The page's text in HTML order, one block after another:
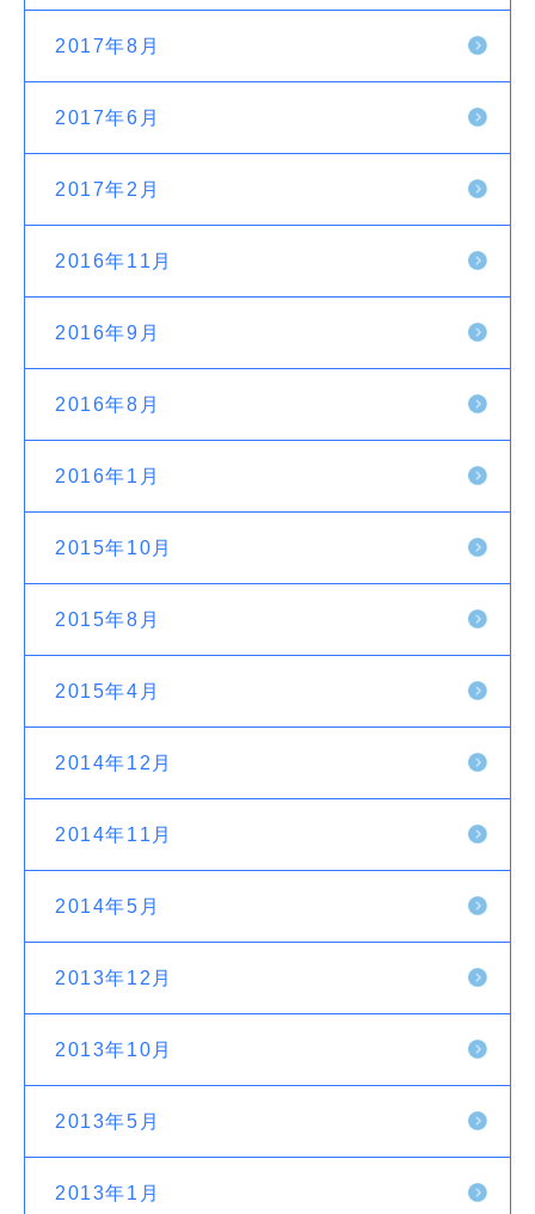
2017年8月
2017年6月
2017年2月
2016年11月
2016年9月
2016年8月
2016年1月
2015年10月
2015年8月
2015年4月
2014年12月
2014年11月
2014年5月
2013年12月
2013年10月
2013年5月
2013年1月